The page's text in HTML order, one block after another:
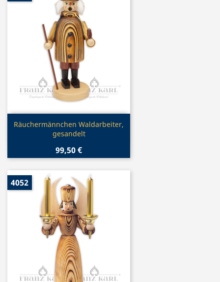
Vorschau
Räuchermännchen Waldarbeiter,
gesandelt
99,50 €
4052